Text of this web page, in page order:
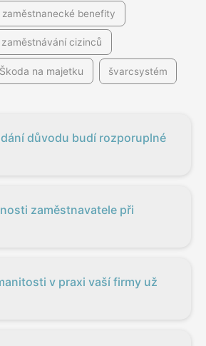
zaměstnanecké benefity
zaměstnávání cizinců
Škoda na majetku švarcsystém
důvodu budí rozporuplné
zaměstnavatele při
v praxi vaší firmy už